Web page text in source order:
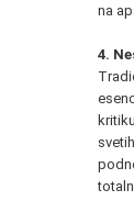
na
4.